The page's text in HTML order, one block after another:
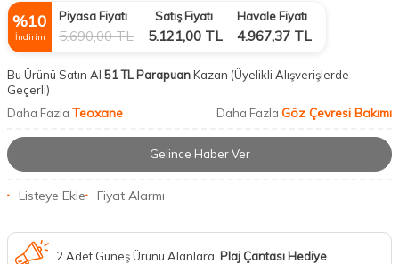
%10
İndirim
Piyasa Fiyatı
5.690,00TL
Satış Fiyatı
5.121,00 TL
Havale Fiyatı
4.967,37 TL
Bu Ürünü Satın Al 51 TL ParapuanKazan (Üyelikli Alışverişlerde
Geçerli)
Daha Fazla Teoxane Daha Fazla Göz Çevresi Bakımı
Gelince Haber Ver
Listeye Ekle Fiyat Alarmı
2 Adet Güneş Ürünü Alanlara Plaj Çantası Hediye